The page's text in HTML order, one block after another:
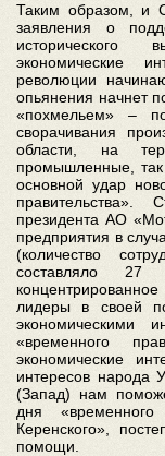
Таким образом, и
заявления о
исторического
экономические
революции
опьянения начнет
«похмельем» –
сворачивания
области, на
промышленные,
основной удар
президента АО
предприятия в
(количество
составляло
лидеры в своей
экономическими
«временного
экономические
интересов народа
(Запад) нам
дня «временного
Керенского»,
помощи.